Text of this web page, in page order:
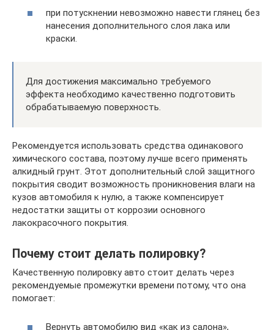
при потускнении невозможно навести глянец без
нанесения дополнительного слоя лака или
краски.
Для достижения максимально требуемого
эффекта необходимо качественно подготовить
обрабатываемую поверхность.
Рекомендуется использовать средства одинакового
химического состава, поэтому лучше всего применять
алкидный грунт. Этот дополнительный слой защитного
покрытия сводит возможность проникновения влаги на
кузов автомобиля к нулю, а также компенсирует
недостатки защиты от коррозии основного
лакокрасочного покрытия.
Почему стоит делать полировку?
Качественную полировку авто стоит делать через
рекомендуемые промежутки времени потому, что она
помогает:
Вернуть автомобилю вид «как из салона»,